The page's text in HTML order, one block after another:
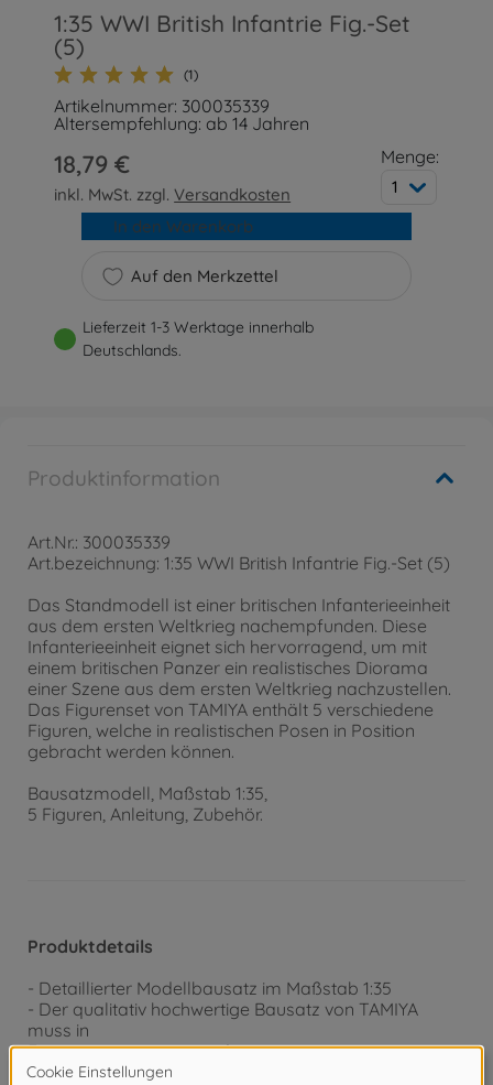
1:35 WWI British Infantrie Fig.-Set
(5)
(1)
Artikelnummer: 300035339
Altersempfehlung: ab 14 Jahren
18,79 €
inkl. MwSt. zzgl.Versandkosten
Menge:
1
Auf den Merkzettel
In den Warenkorb
Lieferzeit 1-3 Werktage innerhalb
Deutschlands.
Produktinformation
Art.Nr.: 300035339
Art.bezeichnung: 1:35 WWI British Infantrie Fig.-Set (5)
Das Standmodell ist einer britischen Infanterieeinheit
aus dem ersten Weltkrieg nachempfunden. Diese
Infanterieeinheit eignet sich hervorragend, um mit
einem britischen Panzer ein realistisches Diorama
einer Szene aus dem ersten Weltkrieg nachzustellen.
Das Figurenset von TAMIYA enthält 5 verschiedene
Figuren, welche in realistischen Posen in Position
gebracht werden können.
Bausatzmodell, Maßstab 1:35,
5 Figuren, Anleitung, Zubehör.
Produktdetails
- Detaillierter Modellbausatz im Maßstab 1:35
- Der qualitativ hochwertige Bausatz von TAMIYA
muss in
Eigenregie montiert werden.
- Der selbstständige Aufbau wird mithilfe einer Schritt